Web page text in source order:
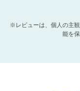
※レビューは、個人の主
能を